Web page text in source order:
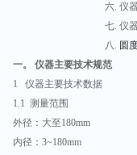
六. 仪器的操作
七. 仪器的周
八. 圆
一。
仪器主要技术规范
1 仪器主要技术数据
1.1 测量范围
外径：大至180mm
内径：3~180mm